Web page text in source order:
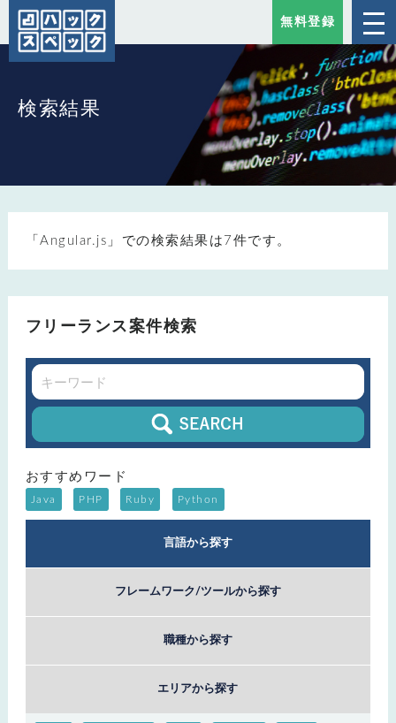
無料登録
検索結果
「Angular.js」での検索結果は7件です。
フリーランス案件検索
おすすめワード
Java PHP Ruby Python
言語から探す
フレームワーク/ツールから探す
職種から探す
エリアから探す